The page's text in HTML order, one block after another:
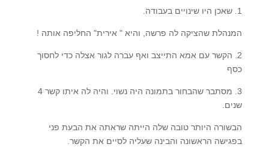
1. שאכן היו שינויים בעבודה.
המנהלת שהציקה לה פרשה, והיא " אירית" החליפה אותה !
2. הקשר עם אמא התייצב ואף עברה לגור אצלה כדי לחסוך
כסף
3. מסתבר שהבחור בתמונה היה נשוי. והיה לה איתו קשר 4
שנים.
הבשורה היותר טובה שלה הייתה שראתה את הבעת פני
בפגישה הראשונה והבינה שעליה לסיים את הקשר.